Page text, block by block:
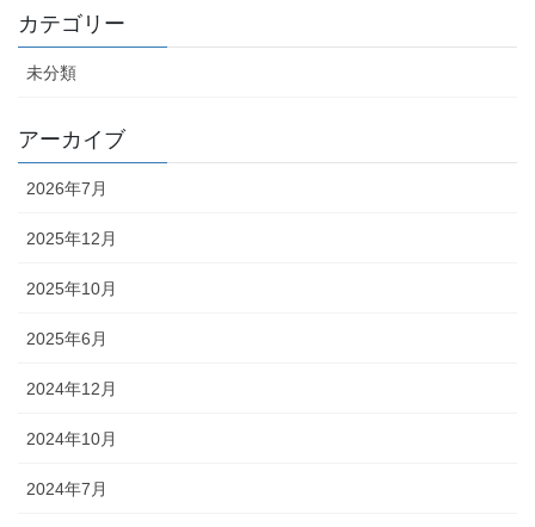
カテゴリー
未分類
アーカイブ
2026年7月
2025年12月
2025年10月
2025年6月
2024年12月
2024年10月
2024年7月